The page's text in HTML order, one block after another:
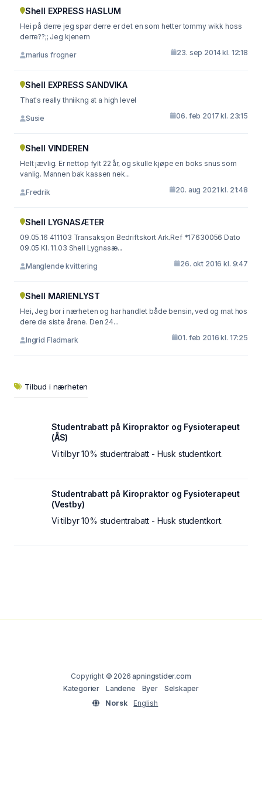
Shell EXPRESS HASLUM
Hei på derre jeg spør derre er det en som hetter tommy wikk hoss
derre??;; Jeg kjenern
marius frogner 23. sep 2014 kl. 12:18
Shell EXPRESS SANDVIKA
That's really thniikng at a high level
Susie 06. feb 2017 kl. 23:15
Shell VINDEREN
Helt jævlig. Er nettop fylt 22 år, og skulle kjøpe en boks snus som
vanlig. Mannen bak kassen nek...
Fredrik 20. aug 2021 kl. 21:48
Shell LYGNASÆTER
09.05.16 411103 Transaksjon Bedriftskort Ark.Ref *17630056 Dato
09.05 Kl. 11.03 Shell Lygnasæ...
Manglende kvittering 26. okt 2016 kl. 9:47
Shell MARIENLYST
Hei, Jeg bor i nærheten og har handlet både bensin, ved og mat hos
dere de siste årene. Den 24...
Ingrid Fladmark 01. feb 2016 kl. 17:25
Tilbud i nærheten
Studentrabatt på Kiropraktor og Fysioterapeut
(ÅS)
Vi tilbyr 10% studentrabatt - Husk studentkort.
Studentrabatt på Kiropraktor og Fysioterapeut
(Vestby)
Vi tilbyr 10% studentrabatt - Husk studentkort.
Copyright © 2026apningstider.com
Kategorier
Landene Byer
Selskaper
Norsk
English